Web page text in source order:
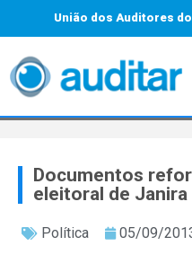
União dos Auditores
Documentos
eleitoral de Janira
Política 05/09/